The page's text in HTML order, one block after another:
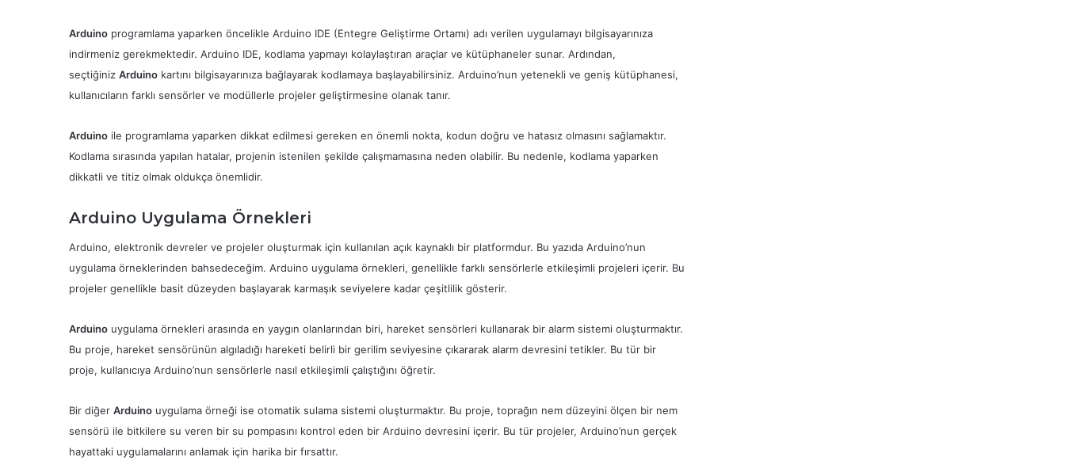
Arduino programlama yaparken öncelikle Arduino IDE (Entegre Geliştirme Ortamı) adı verilen uygulamayı bilgisayarınıza
indirmeniz gerekmektedir. Arduino IDE, kodlama yapmayı kolaylaştıran araçlar ve kütüphaneler sunar. Ardından,
seçtiğiniz Arduino kartını bilgisayarınıza bağlayarak kodlamaya başlayabilirsiniz. Arduino’nun yetenekli ve geniş kütüphanesi,
kullanıcıların farklı sensörler ve modüllerle projeler geliştirmesine olanak tanır.
Arduino ile programlama yaparken dikkat edilmesi gereken en önemli nokta, kodun doğru ve hatasız olmasını sağlamaktır.
Kodlama sırasında yapılan hatalar, projenin istenilen şekilde çalışmamasına neden olabilir. Bu nedenle, kodlama yaparken
dikkatli ve titiz olmak oldukça önemlidir.
Arduino Uygulama Örnekleri
Arduino, elektronik devreler ve projeler oluşturmak için kullanılan açık kaynaklı bir platformdur. Bu yazıda Arduino’nun
uygulama örneklerinden bahsedeceğim. Arduino uygulama örnekleri, genellikle farklı sensörlerle etkileşimli projeleri içerir. Bu
projeler genellikle basit düzeyden başlayarak karmaşık seviyelere kadar çeşitlilik gösterir.
Arduino uygulama örnekleri arasında en yaygın olanlarından biri, hareket sensörleri kullanarak bir alarm sistemi oluşturmaktır.
Bu proje, hareket sensörünün algıladığı hareketi belirli bir gerilim seviyesine çıkararak alarm devresini tetikler. Bu tür bir
proje, kullanıcıya Arduino’nun sensörlerle nasıl etkileşimli çalıştığını öğretir.
Bir diğer Arduino uygulama örneği ise otomatik sulama sistemi oluşturmaktır. Bu proje, toprağın nem düzeyini ölçen bir nem
sensörü ile bitkilere su veren bir su pompasını kontrol eden bir Arduino devresini içerir. Bu tür projeler, Arduino’nun gerçek
hayattaki uygulamalarını anlamak için harika bir fırsattır.